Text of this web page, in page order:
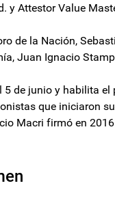
y Attestor Value
de la Nación,
Juan Ignacio
de junio y habilita
que iniciaron
Macri firmó en